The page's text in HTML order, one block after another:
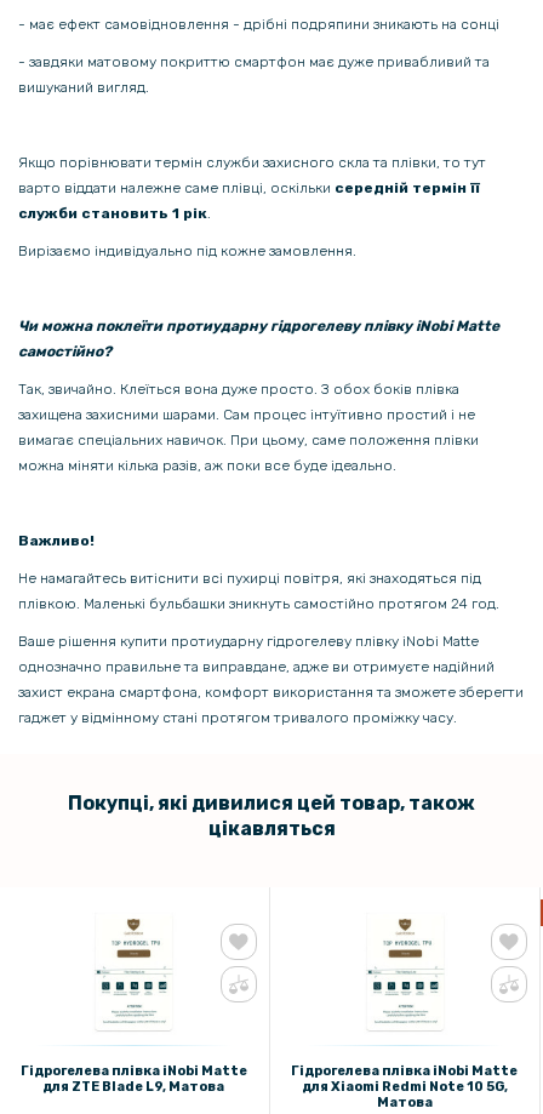
- має ефект самовідновлення - дрібні подряпини зникають на сонці
- завдяки матовому покриттю смартфон має дуже привабливий та
вишуканий вигляд.
Якщо порівнювати термін служби захисного скла та плівки, то тут
варто віддати належне саме плівці, оскільки середній термін її
служби становить 1 рік.
Вирізаємо індивідуально під кожне замовлення.
Чи можна поклеїти протиударну гідрогелеву плівку iNobi Matte
самостійно?
Так, звичайно. Клеїться вона дуже просто. З обох боків плівка
захищена захисними шарами. Сам процес інтуїтивно простий і не
вимагає спеціальних навичок. При цьому, саме положення плівки
можна міняти кілька разів, аж поки все буде ідеально.
Важливо!
Не намагайтесь витіснити всі пухирці повітря, які знаходяться під
плівкою. Маленькі бульбашки зникнуть самостійно протягом 24 год.
Ваше рішення купити протиударну гідрогелеву плівку iNobi Matte
однозначно правильне та виправдане, адже ви отримуєте надійний
захист екрана смартфона, комфорт використання та зможете зберегти
гаджет у відмінному стані протягом тривалого проміжку часу.
Покупці, які дивилися цей товар, також
цікавляться
Гідрогелева плівка iNobi Matte
для ZTE Blade L9, Матова
Гідрогелева плівка iNobi Matte
для Xiaomi Redmi Note 10 5G,
Матова